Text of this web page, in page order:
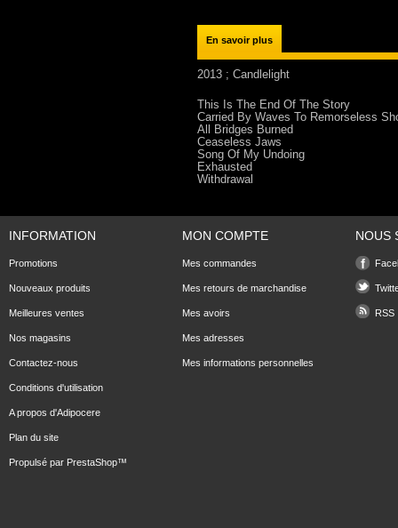
En savoir plus
2013 ; Candlelight
This Is The End Of The Story
Carried By Waves To Remorseless
All Bridges Burned
Ceaseless Jaws
Song Of My Undoing
Exhausted
Withdrawal
INFORMATION
Promotions
Nouveaux produits
Meilleures ventes
Nos magasins
Contactez-nous
Conditions d'utilisation
A propos d'Adipocere
Plan du site
Propulsé par PrestaShop™
MON COMPTE
Mes commandes
Mes retours de marchandise
Mes avoirs
Mes adresses
Mes informations personnelles
NOUS
RSS